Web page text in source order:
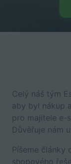
Celý náš tým
aby byl nákup
pro majitele e-
Důvěřuje nám
Píšeme články
shopového